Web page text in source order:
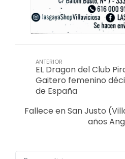
ANTERIOR
EL Dragon del Club
Gaitero femenino
de España
Fallece en San Justo
años